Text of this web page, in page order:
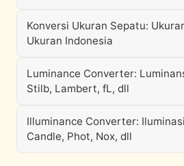
Konversi Ukuran Sepatu:
Ukuran Indonesia
Luminance Converter:
Stilb, Lambert, fL, dll
Illuminance Converter:
Candle, Phot, Nox, dll